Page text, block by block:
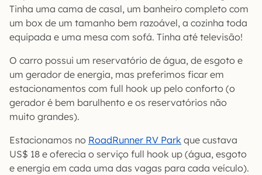
Tinha uma cama de casal, um banheiro completo com
um box de um tamanho bem razoável, a cozinha toda
equipada e uma mesa com sofá. Tinha até televisão!
O carro possui um reservatório de água, de esgoto e
um gerador de energia, mas preferimos ficar em
estacionamentos com full hook up pelo conforto (o
gerador é bem barulhento e os reservatórios não
muito grandes).
Estacionamos no RoadRunner RV Park que custava
US$ 18 e oferecia o serviço full hook up (água, esgoto
e energia em cada uma das vagas para cada veículo).